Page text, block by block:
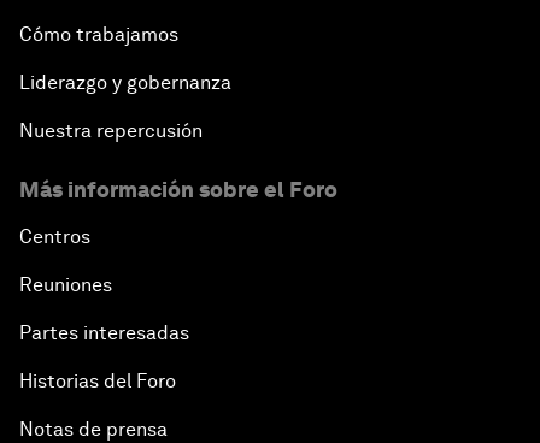
Cómo trabajamos
Liderazgo y gobernanza
Nuestra repercusión
Más información sobre el Foro
Centros
Reuniones
Partes interesadas
Historias del Foro
Notas de prensa